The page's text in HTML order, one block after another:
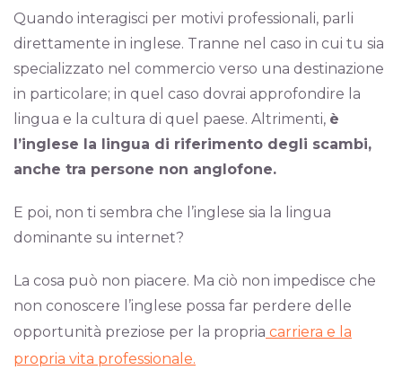
Quando interagisci per motivi professionali, parli
direttamente in inglese. Tranne nel caso in cui tu sia
specializzato nel commercio verso una destinazione
in particolare; in quel caso dovrai approfondire la
lingua e la cultura di quel paese. Altrimenti, è
l’inglese la lingua di riferimento degli scambi,
anche tra persone non anglofone.
E poi, non ti sembra che l’inglese sia la lingua
dominante su internet?
La cosa può non piacere. Ma ciò non impedisce che
non conoscere l’inglese possa far perdere delle
opportunità preziose per la propria carriera e la
propria vita professionale.